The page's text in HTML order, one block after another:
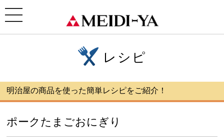
toggle
navigation
レシピ
明治屋の商品を使った簡単レシピをご紹介！
ポークたまごおにぎり